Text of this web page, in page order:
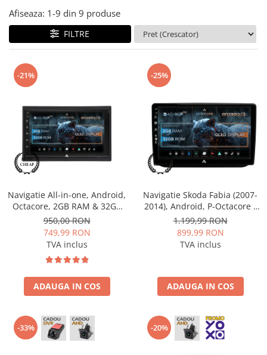
Mercedes Benz
Ford
Skoda
Opel
Dacia
Peugeot
Hyundai
Chevrolet
Suzuki
Afiseaza: 1-9 din 9 produse
FILTRE
-21%
Navigatie All-in-one, Android,
Octacore, 2GB RAM & 32GB
ROM, 7 Inch - AD-BGP1002
950,00 RON
749,99 RON
TVA inclus
ADAUGA IN COS
-25%
Navigatie Skoda Fabia (2007-
2014), Android, P-Octacore /
2GB RAM + 32GB ROM, 10.1
Inch - AD-BGP10002+AD-
BGRKIT046
1.199,99 RON
899,99 RON
TVA inclus
ADAUGA IN COS
-33% -20%